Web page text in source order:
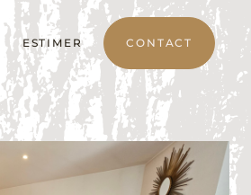
ESTIMER CONTACT